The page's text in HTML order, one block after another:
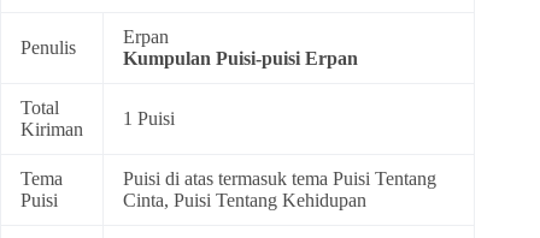
Penulis
Erpan
Kumpulan Puisi-puisi Erpan
Total
Kiriman
1 Puisi
Tema
Puisi
Puisi di atas termasuk tema Puisi Tentang
Cinta, Puisi Tentang Kehidupan